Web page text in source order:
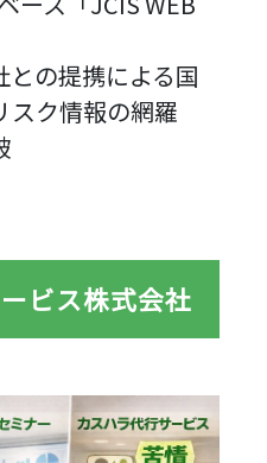
との提携による国
スク情報の網羅
ビス株式会社